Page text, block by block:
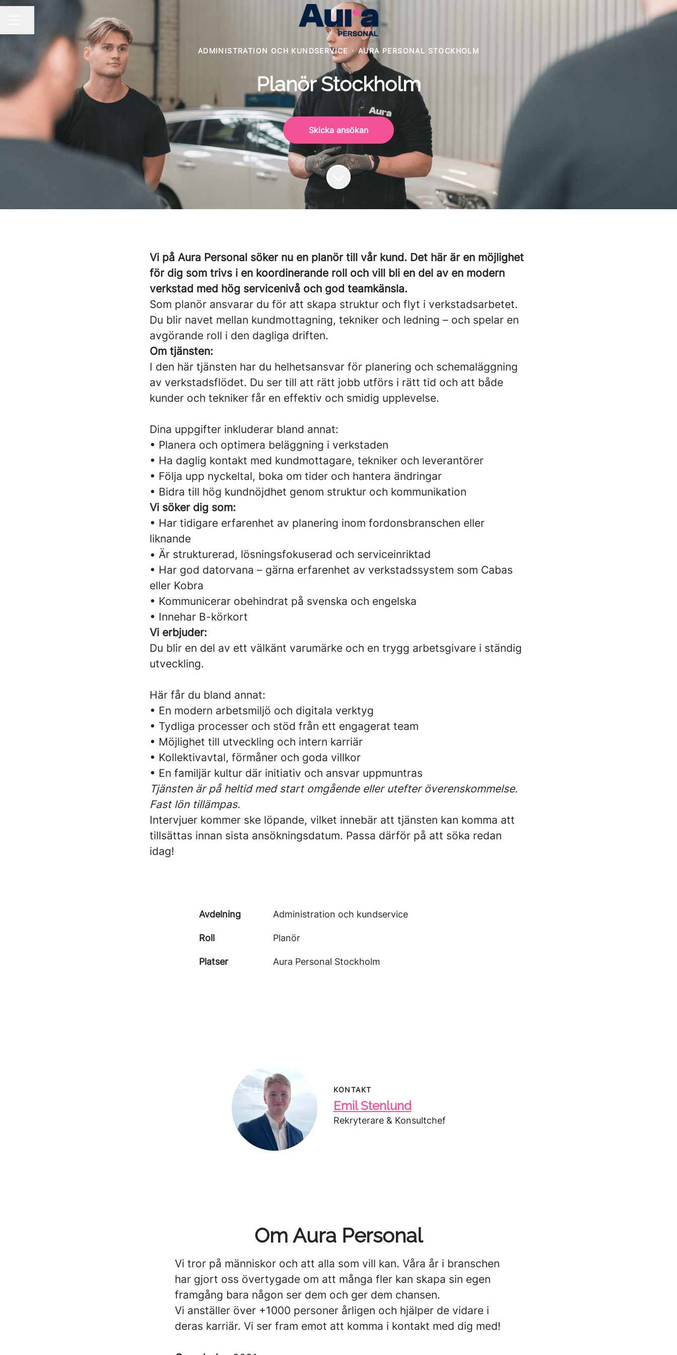
ADMINISTRATION OCH KUNDSERVICE · AURA PERSONAL STOCKHOLM
Planör Stockholm
Skicka ansökan
Vi på Aura Personal söker nu en planör till vår kund. Det här är en möjlighet
för dig som trivs i en koordinerande roll och vill bli en del av en modern
verkstad med hög servicenivå och god teamkänsla.
Som planör ansvarar du för att skapa struktur och flyt i verkstadsarbetet.
Du blir navet mellan kundmottagning, tekniker och ledning – och spelar en
avgörande roll i den dagliga driften.
Om tjänsten:
I den här tjänsten har du helhetsansvar för planering och schemaläggning
av verkstadsflödet. Du ser till att rätt jobb utförs i rätt tid och att både
kunder och tekniker får en effektiv och smidig upplevelse.
Dina uppgifter inkluderar bland annat:
• Planera och optimera beläggning i verkstaden
• Ha daglig kontakt med kundmottagare, tekniker och leverantörer
• Följa upp nyckeltal, boka om tider och hantera ändringar
• Bidra till hög kundnöjdhet genom struktur och kommunikation
Vi söker dig som:
• Har tidigare erfarenhet av planering inom fordonsbranschen eller
liknande
• Är strukturerad, lösningsfokuserad och serviceinriktad
• Har god datorvana – gärna erfarenhet av verkstadssystem som Cabas
eller Kobra
• Kommunicerar obehindrat på svenska och engelska
• Innehar B-körkort
Vi erbjuder:
Du blir en del av ett välkänt varumärke och en trygg arbetsgivare i ständig
utveckling.
Här får du bland annat:
• En modern arbetsmiljö och digitala verktyg
• Tydliga processer och stöd från ett engagerat team
• Möjlighet till utveckling och intern karriär
• Kollektivavtal, förmåner och goda villkor
• En familjär kultur där initiativ och ansvar uppmuntras
Tjänsten är på heltid med start omgående eller utefter överenskommelse.
Fast lön tillämpas.
Intervjuer kommer ske löpande, vilket innebär att tjänsten kan komma att
tillsättas innan sista ansökningsdatum. Passa därför på att söka redan
idag!
Avdelning Administration och kundservice
Roll Planör
Platser Aura Personal Stockholm
KONTAKT
Emil Stenlund
Rekryterare & Konsultchef
Om Aura Personal
Vi tror på människor och att alla som vill kan. Våra år i branschen
har gjort oss övertygade om att många fler kan skapa sin egen
framgång bara någon ser dem och ger dem chansen.
Vi anställer över +1000 personer årligen och hjälper de vidare i
deras karriär. Vi ser fram emot att komma i kontakt med dig med!